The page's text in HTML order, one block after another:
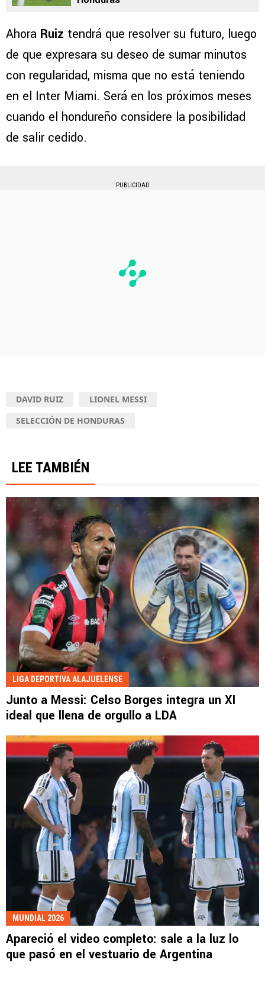
Ahora Ruiz tendrá que resolver su futuro, luego
de que expresara su deseo de sumar minutos
con regularidad, misma que no está teniendo
en el Inter Miami. Será en los próximos meses
cuando el hondureño considere la posibilidad
de salir cedido.
PUBLICIDAD
DAVID RUIZ
LIONEL MESSI
SELECCIÓN DE HONDURAS
LEE TAMBIÉN
LIGA DEPORTIVA ALAJUELENSE
Junto a Messi: Celso Borges integra un XI
ideal que llena de orgullo a LDA
MUNDIAL 2026
Apareció el video completo: sale a la luz lo
que pasó en el vestuario de Argentina